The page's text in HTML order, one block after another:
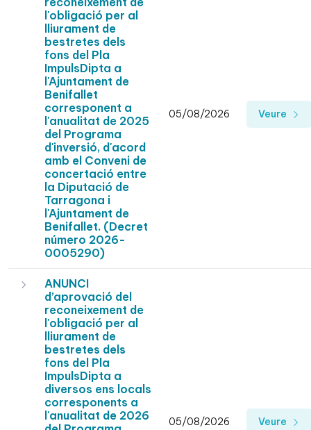
l'obligació per al
lliurament de
bestretes dels
fons del Pla
ImpulsDipta a
l'Ajuntament de
Benifallet
corresponent a
l'anualitat de 2025
del Programa
d'inversió, d'acord
amb el Conveni de
concertació entre
la Diputació de
Tarragona i
l'Ajuntament de
Benifallet. (Decret
número 2026-
0005290)
05/08/2026 Veure
ANUNCI
d’aprovació del
reconeixement de
l'obligació per al
lliurament de
bestretes dels
fons del Pla
ImpulsDipta a
diversos ens locals
corresponents a
l'anualitat de 2026
05/08/2026 Veure